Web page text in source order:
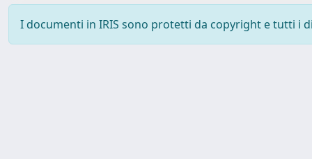
I documenti in IRIS sono protetti da copyright e tutti i